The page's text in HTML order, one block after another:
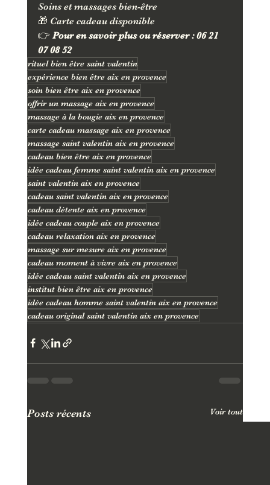
Soins et massages bien-être
🎁 Carte cadeau disponible
👉 Pour en savoir plus ou réserver : 06 21
07 08 52
rituel bien être saint valentin
expérience bien être aix en provence
soin bien être aix en provence
offrir un massage aix en provence
massage à la bougie aix en provence
carte cadeau massage aix en provence
massage saint valentin aix en provence
cadeau bien être aix en provence
idée cadeau femme saint valentin aix en provence
saint valentin aix en provence
cadeau saint valentin aix en provence
cadeau détente aix en provence
idée cadeau couple aix en provence
cadeau relaxation aix en provence
massage sur mesure aix en provence
cadeau moment à vivre aix en provence
idée cadeau saint valentin aix en provence
institut bien être aix en provence
idée cadeau homme saint valentin aix en provence
cadeau original saint valentin aix en provence
Posts récents Voir tout